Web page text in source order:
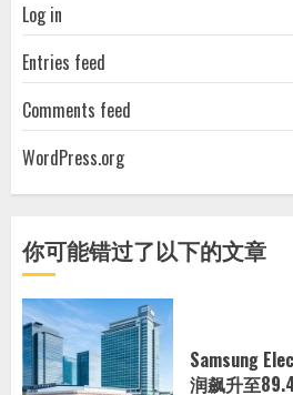
Log in
Entries feed
Comments feed
WordPress.org
你可能错过了以下的文章
Samsung
润飙升至